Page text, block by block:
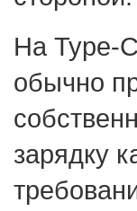
На Type-
обычно
зарядку